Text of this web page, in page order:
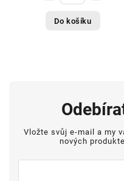
Do košíku
Vložte svůj e-mail a my
nových